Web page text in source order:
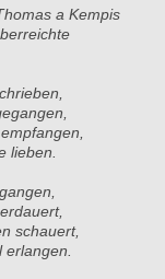
a Kempis
lieben.
schauert,